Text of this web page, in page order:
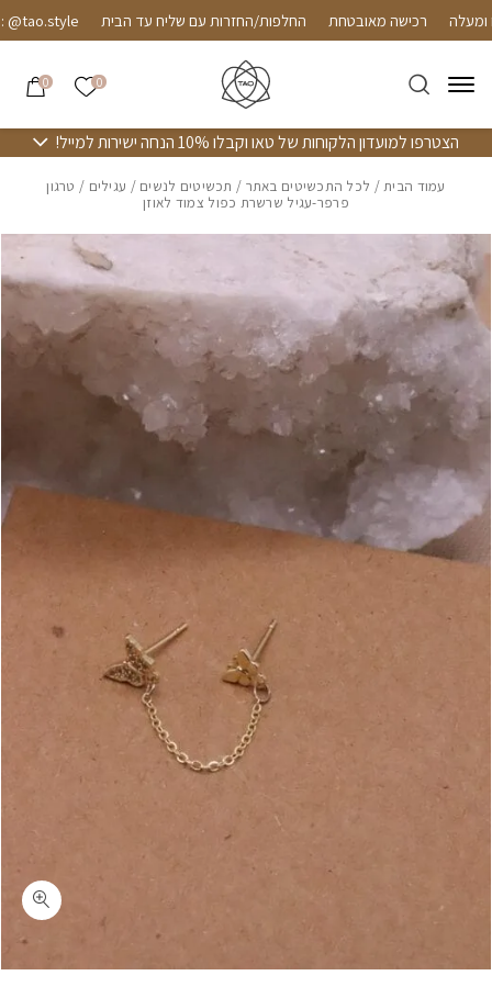
Skip to Contentרכישה מאובטחת החלפות/החזרות עם שליח עד הבית
0 הרשימה
0
הצטרפו למועדון הלקוחות של טאו וקבלו 10% הנחה ישירות למייל!
עמוד הבית/ לכל התכשיטים באתר / תכשיטים לנשים / עגילים / טרגון
פרפר-עגיל שרשרת כפול צמוד לאוזן
בחזרה למעלה